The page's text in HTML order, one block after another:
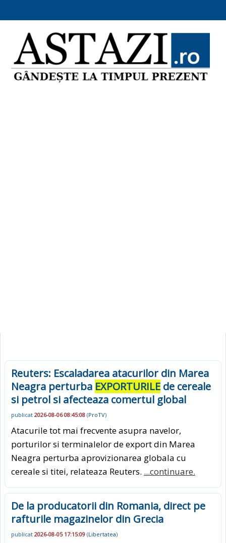
Reuters: Escaladarea atacurilor din Marea
Neagra perturba EXPORTURILE de cereale
si petrol si afecteaza comertul global
publicat 2026-08-06 08:45:08 (ProTV)
Atacurile tot mai frecvente asupra navelor,
porturilor si terminalelor de export din Marea
Neagra perturba aprovizionarea globala cu
cereale si titei, relateaza Reuters. ...continuare.
De la producatorii din Romania, direct pe
rafturile magazinelor din Grecia
publicat 2026-08-05 17:15:09 (Libertatea)